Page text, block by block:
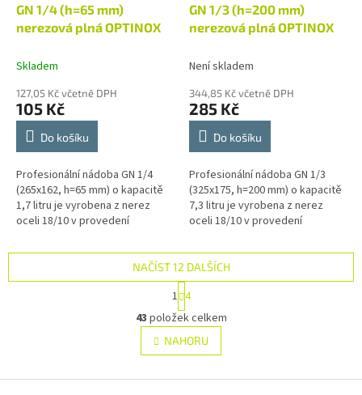
GN 1/4 (h=65 mm)
nerezová plná OPTINOX
Skladem
127,05 Kč včetně DPH
105 Kč
Do košíku
Profesionální nádoba GN 1/4
(265x162, h=65 mm) o kapacitě
1,7 litru je vyrobena z nerez
oceli 18/10 v provedení
svým charakterem určená pro
GN 1/3 (h=200 mm)
nerezová plná OPTINOX
Není skladem
344,85 Kč včetně DPH
285 Kč
Do košíku
Profesionální nádoba GN 1/3
(325x175, h=200 mm) o kapacitě
7,3 litru je vyrobena z nerez
oceli 18/10 v provedení
svým charakterem určená pro
přípravu,...
O
v
l
á
NAČÍST 12 DALŠÍCH
t
r
á
n
k
v
1 4
43 položek celkem
NAHORU